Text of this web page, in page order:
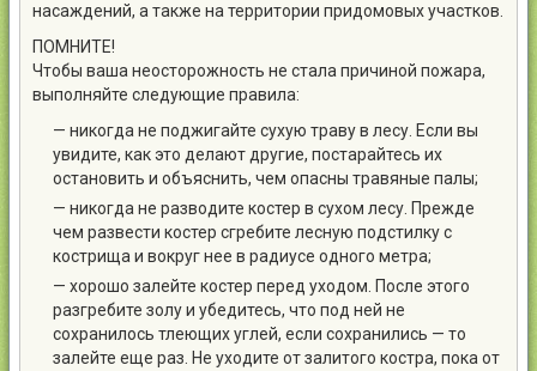
насаждений, а также на территории придомовых участков.
ПОМНИТЕ!
Чтобы ваша неосторожность не стала причиной пожара,
выполняйте следующие правила:
— никогда не поджигайте сухую траву в лесу. Если вы
увидите, как это делают другие, постарайтесь их
остановить и объяснить, чем опасны травяные палы;
— никогда не разводите костер в сухом лесу. Прежде
чем развести костер сгребите лесную подстилку с
кострища и вокруг нее в радиусе одного метра;
— хорошо залейте костер перед уходом. После этого
разгребите золу и убедитесь, что под ней не
сохранилось тлеющих углей, если сохранились — то
залейте еще раз. Не уходите от залитого костра, пока от